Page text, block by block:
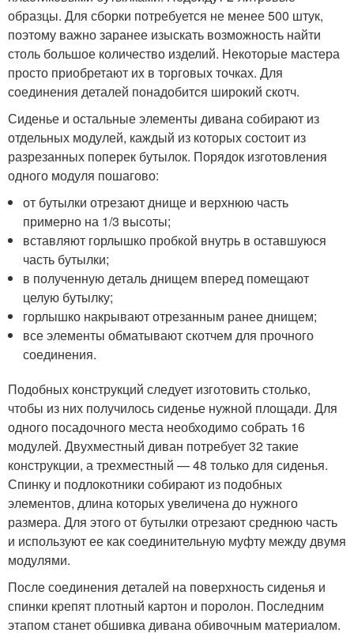
образцы. Для сборки потребуется не менее 500 штук,
поэтому важно заранее изыскать возможность найти
столь большое количество изделий. Некоторые мастера
просто приобретают их в торговых точках. Для
соединения деталей понадобится широкий скотч.
Сиденье и остальные элементы дивана собирают из
отдельных модулей, каждый из которых состоит из
разрезанных поперек бутылок. Порядок изготовления
одного модуля пошагово:
от бутылки отрезают днище и верхнюю часть
примерно на 1/3 высоты;
вставляют горлышко пробкой внутрь в оставшуюся
часть бутылки;
в полученную деталь днищем вперед помещают
целую бутылку;
горлышко накрывают отрезанным ранее днищем;
все элементы обматывают скотчем для прочного
соединения.
Подобных конструкций следует изготовить столько,
чтобы из них получилось сиденье нужной площади. Для
одного посадочного места необходимо собрать 16
модулей. Двухместный диван потребует 32 такие
конструкции, а трехместный — 48 только для сиденья.
Спинку и подлокотники собирают из подобных
элементов, длина которых увеличена до нужного
размера. Для этого от бутылки отрезают среднюю часть
и используют ее как соединительную муфту между двумя
модулями.
После соединения деталей на поверхность сиденья и
спинки крепят плотный картон и поролон. Последним
этапом станет обшивка дивана обивочным материалом.